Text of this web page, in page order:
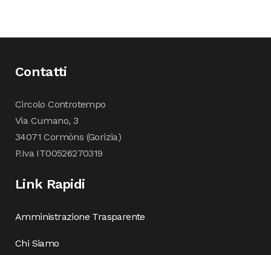
Contatti
Circolo Controtempo
Via Cumano, 3
34071 Cormòns (Gorizia)
P.Iva IT00526270319
Link Rapidi
Amministrazione Trasparente
Chi Siamo